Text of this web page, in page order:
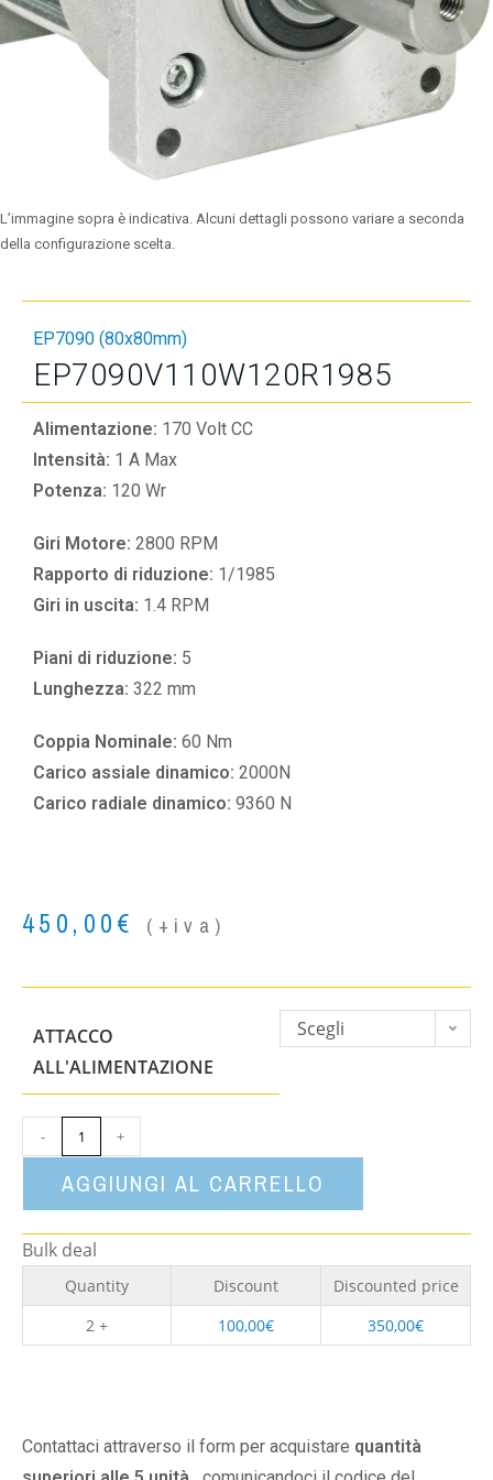
L’immagine sopra è indicativa. Alcuni dettagli possono variare a seconda
della configurazione scelta.
EP7090 (80x80mm)
EP7090V110W120R1985
Alimentazione: 170 Volt CC
Intensità: 1 A Max
Potenza: 120 Wr
Giri Motore: 2800 RPM
Rapporto di riduzione: 1/1985
Giri in uscita: 1.4 RPM
Piani di riduzione: 5
Lunghezza: 322 mm
Coppia Nominale: 60 Nm
Carico assiale dinamico: 2000N
Carico radiale dinamico: 9360 N
450,00€ (+iva)
ATTACCO
ALL'ALIMENTAZIONE
Scegli
- +
AGGIUNGI AL CARRELLO
Bulk deal
Quantity Discount
Discounted price
2 +
100,00€ 350,00€
Contattaci attraverso il form per acquistare quantità